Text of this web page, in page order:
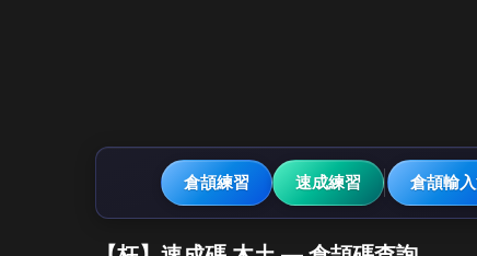
倉頡練習 速成練習 倉頡輸